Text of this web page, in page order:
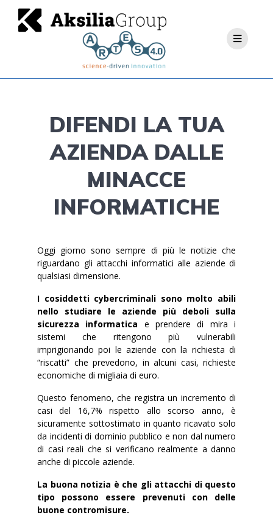
DIFENDI LA TUA
AZIENDA DALLE
MINACCE
INFORMATICHE
Oggi giorno sono sempre di più le notizie che
riguardano gli attacchi informatici alle aziende di
qualsiasi dimensione.
I cosiddetti cybercriminali sono molto abili
nello studiare le aziende più deboli sulla
sicurezza informatica e prendere di mira i
sistemi che ritengono più vulnerabili
imprigionando poi le aziende con la richiesta di
“riscatti” che prevedono, in alcuni casi, richieste
economiche di migliaia di euro.
Questo fenomeno, che registra un incremento di
casi del 16,7% rispetto allo scorso anno, è
sicuramente sottostimato in quanto ricavato solo
da incidenti di dominio pubblico e non dal numero
di casi reali che si verificano realmente a danno
anche di piccole aziende.
La buona notizia è che gli attacchi di questo
tipo possono essere prevenuti con delle
buone contromisure.